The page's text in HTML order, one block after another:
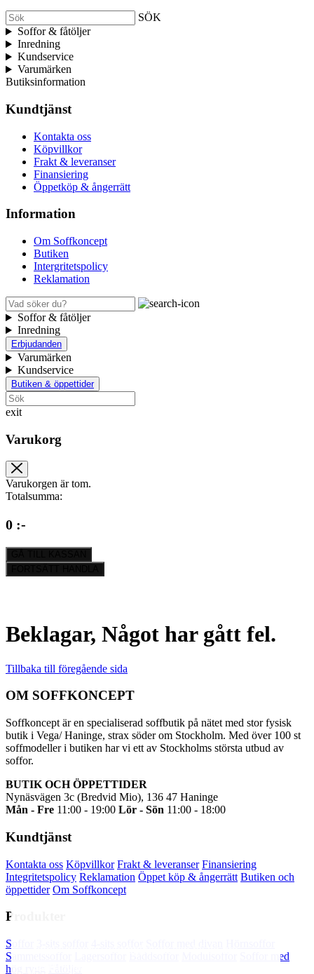
SÖK
Soffor & fåtöljer
Inredning
Kundservice
Varumärken
Butiksinformation
Kundtjänst
Kontakta oss
Köpvillkor
Frakt & leveranser
Finansiering
Öppetköp & ångerrätt
Information
Om Soffkoncept
Butiken
Intergritetspolicy
Reklamation
Soffor & fåtöljer
Inredning
Erbjudanden
Varumärken
Kundservice
Butiken & öppettider
exit
Varukorg
Varukorgen är tom.
Totalsumma:
0 :-
Beklagar, Något har gått fel.
Tillbaka till föregående sida
OM SOFFKONCEPT
Soffkoncept är en specialiserad soffbutik på nätet med stor fysisk
butik i Vega/ Haninge, strax söder om Stockholm. Med över 100 st
soffmodeller i butiken har vi ett av Stockholms största utbud av
soffor.
BUTIK OCH ÖPPETTIDER
Nynäsvägen 3c (Bredvid Mio), 136 47 Haninge
Mån - Fre 11:00 - 19:00 Lör - Sön 11:00 - 18:00
Kundtjänst
Kontakta oss Köpvillkor Frakt & leveranser Finansiering
Integritetspolicy Reklamation Öppet köp & ångerrätt Butiken och
öppettider Om Soffkoncept
Produkter
Soffor
Sammetssoffor
Soffor med
hög rygg